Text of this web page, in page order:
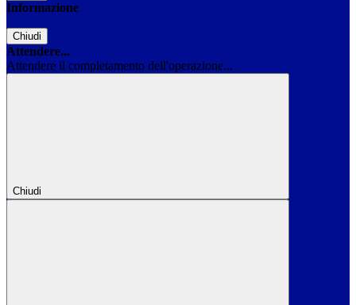
Informazione
Chiudi
Attendere...
Attendere il completamento dell'operazione...
Chiudi